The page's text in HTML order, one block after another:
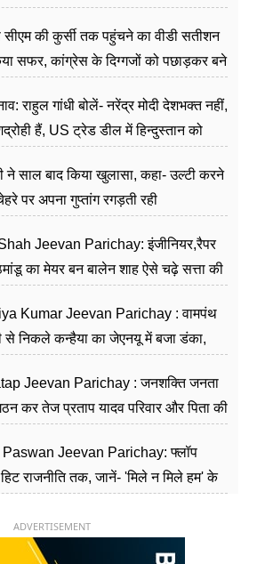
की कुर्सी तक पहुंचने का वीडी सतीशन
सफर, कांग्रेस के दिग्गजों को पछाड़कर बने
राहुल गांधी बोलें- नरेंद्र मोदी देशभक्त नहीं,
हैं, US ट्रेड डील में हिन्दुस्तान को
ने साल बाद किया खुलासा, कहा- उल्टी करने
पर अपना गुप्तांग रगड़ती रही
Jeevan Parichay: इंजीनियर,रैपर
का मेयर बन बालेन शाह ऐसे चढ़े सत्ता की
Kumar Jeevan Parichay : वामपंथ
से निकले कन्हैया का जेएनयू में बजा डंका,
Jeevan Parichay : जनशक्ति जनता
कर तेज प्रताप यादव परिवार और पिता की
Jeevan Parichay: फ्लॉप
राजनीति तक, जानें- 'मिले न मिले हम' के
ADVERTISEMENT